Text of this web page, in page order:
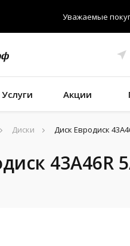
Уважаемые
Услуги Акции
Диски Диск Евродиск
43A46R